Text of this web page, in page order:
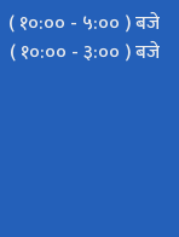
( १०:०० - ५:०० ) बजे
( १०:०० - ३:०० ) बजे